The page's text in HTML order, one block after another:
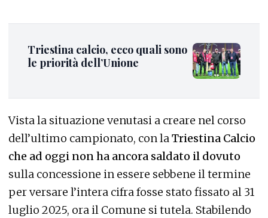
Triestina calcio, ecco quali sono
le priorità dell’Unione
Vista la situazione venutasi a creare nel corso
dell’ultimo campionato, con laTriestina Calcio
che ad oggi non ha ancora saldato il dovuto
sulla concessione in essere sebbene il termine
per versare l’intera cifra fosse stato fissato al 31
luglio 2025, ora il Comune si tutela. Stabilendo